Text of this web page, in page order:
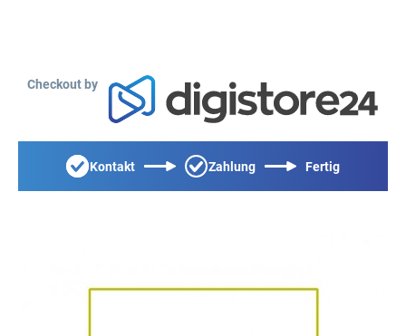
Checkout by
Kontakt Zahlung Fertig